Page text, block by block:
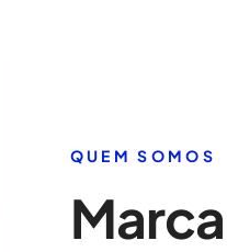
QUEM SOMOS